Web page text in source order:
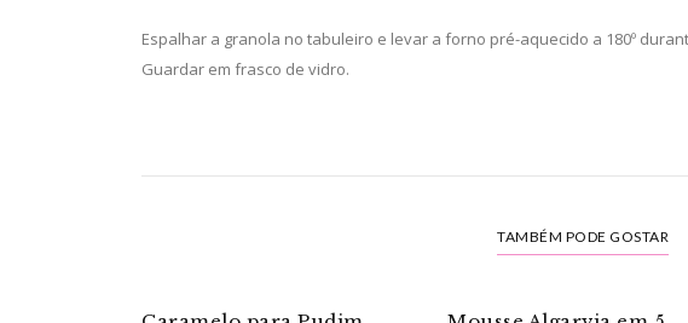
Espalhar a granola no tabuleiro e levar a forno pré-aquecido a 180º
Guardar em frasco de vidro.
TAMBÉM PODE GOSTAR